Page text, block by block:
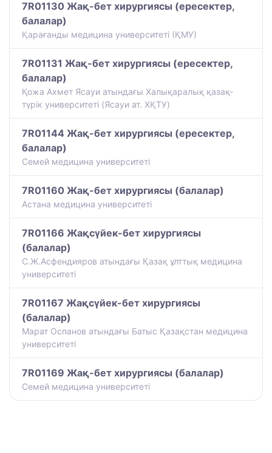
7R01130 Жақ-бет хирургиясы (ересектер,
балалар)
Қарағанды медицина университеті (ҚМУ)
7R01131 Жақ-бет хирургиясы (ересектер,
балалар)
Қожа Ахмет Ясауи атындағы Халықаралық қазақ-
түрiк университетi (Ясауи ат. ХҚТУ)
7R01144 Жақ-бет хирургиясы (ересектер,
балалар)
Семей медицина университеті
7R01160 Жақ-бет хирургиясы (балалар)
Астана медицина университеті
7R01166 Жақсүйек-бет хирургиясы
(балалар)
С.Ж.Асфендияров атындағы Қазақ ұлттық медицина
университеті
7R01167 Жақсүйек-бет хирургиясы
(балалар)
Марат Оспанов атындағы Батыс Қазақстан медицина
университеті
7R01169 Жақ-бет хирургиясы (балалар)
Семей медицина университеті